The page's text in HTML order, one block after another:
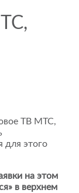
ТВ МТС,
для этого
на этом
в верхнем